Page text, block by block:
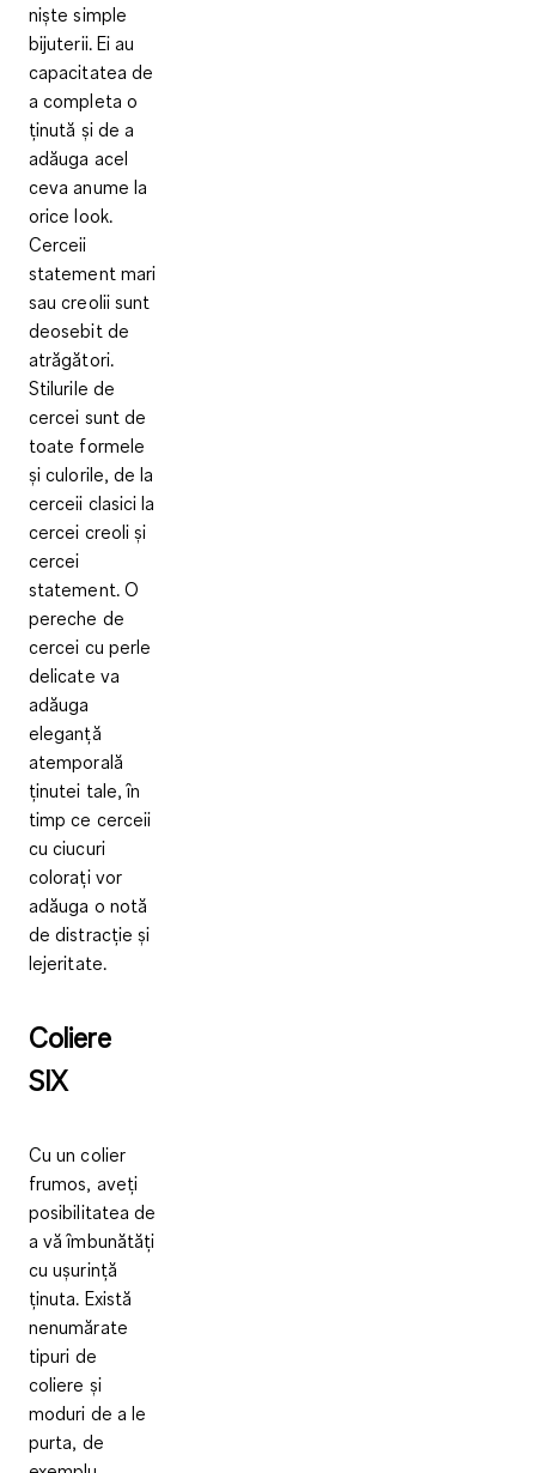
niște simple
bijuterii. Ei au
capacitatea de
a completa o
ținută și de a
adăuga acel
ceva anume la
orice look.
Cerceii
statement mari
sau creolii sunt
deosebit de
atrăgători.
Stilurile de
cercei sunt de
toate formele
și culorile, de la
cerceii clasici la
cercei creoli și
cercei
statement. O
pereche de
cercei cu perle
delicate va
adăuga
eleganță
atemporală
ținutei tale, în
timp ce cerceii
cu ciucuri
colorați vor
adăuga o notă
de distracție și
lejeritate.
Coliere
SIX
Cu un colier
frumos, aveți
posibilitatea de
a vă îmbunătăți
cu ușurință
ținuta. Există
nenumărate
tipuri de
coliere și
moduri de a le
purta, de